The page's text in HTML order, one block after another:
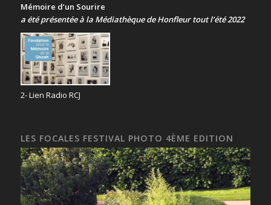
Mémoire d’un Sourire
a été présentéeà la Médiathèque de Honfleur tout l’été 2022
2- Lien Radio RCJ
LES FOCALES FESTIVAL PHOTO 4ÈME EDITION